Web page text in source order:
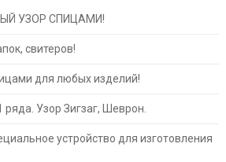
УЗОР СПИЦАМИ!
свитеров!
для любых изделий!
Узор Зигзаг, Шеврон.
устройство для изготовления